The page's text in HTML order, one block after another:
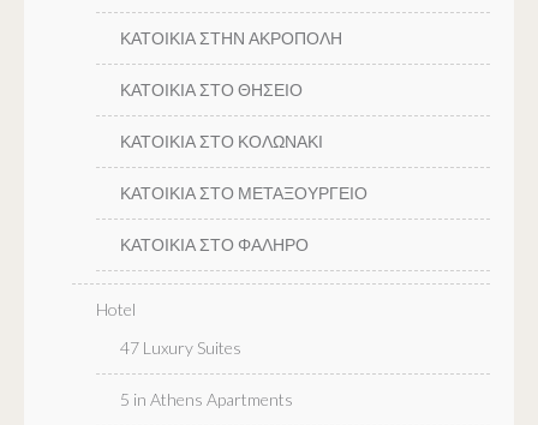
ΚΑΤΟΙΚΙΑ ΣΤΗΝ ΑΚΡΟΠΟΛΗ
ΚΑΤΟΙΚΙΑ ΣΤΟ ΘΗΣΕΙΟ
ΚΑΤΟΙΚΙΑ ΣΤΟ ΚΟΛΩΝΑΚΙ
ΚΑΤΟΙΚΙΑ ΣΤΟ ΜΕΤΑΞΟΥΡΓΕΙΟ
ΚΑΤΟΙΚΙΑ ΣΤΟ ΦΑΛΗΡΟ
Hotel
47 Luxury Suites
5 in Athens Apartments